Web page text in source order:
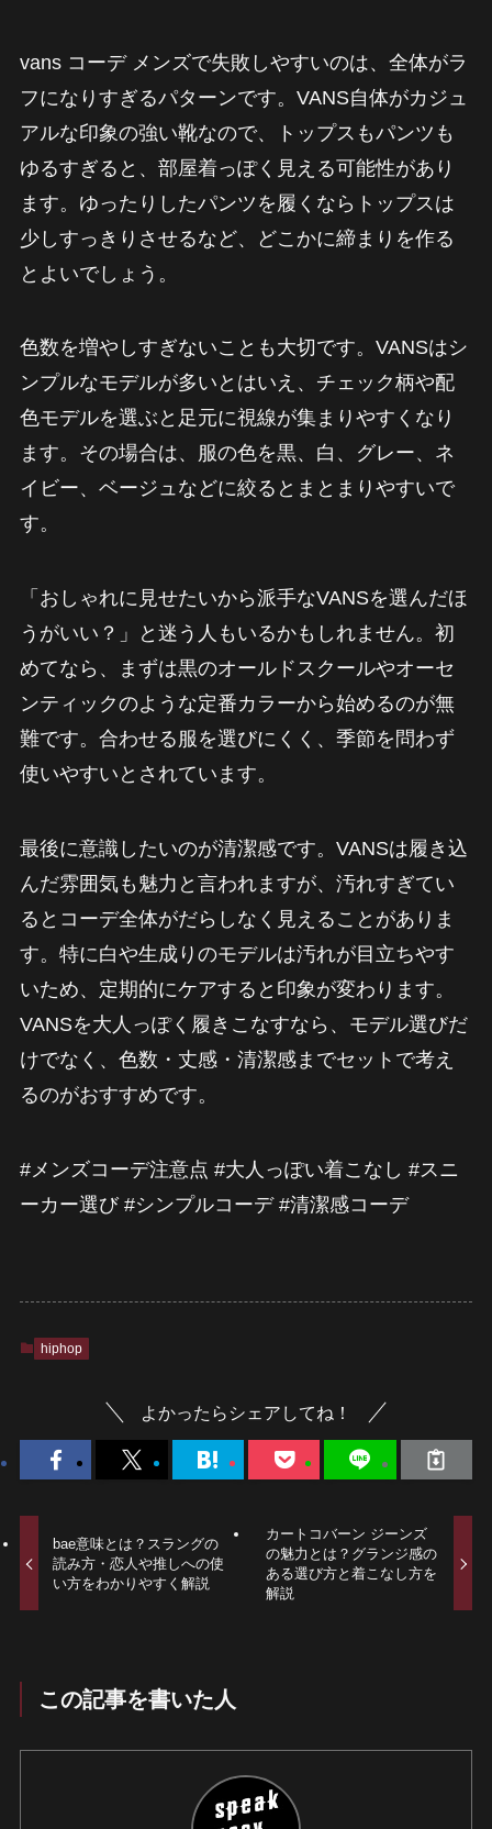
vans コーデ メンズで失敗しやすいのは、全体がラ
フになりすぎるパターンです。VANS自体がカジュ
アルな印象の強い靴なので、トップスもパンツも
ゆるすぎると、部屋着っぽく見える可能性があり
ます。ゆったりしたパンツを履くならトップスは
少しすっきりさせるなど、どこかに締まりを作る
とよいでしょう。
色数を増やしすぎないことも大切です。VANSはシ
ンプルなモデルが多いとはいえ、チェック柄や配
色モデルを選ぶと足元に視線が集まりやすくなり
ます。その場合は、服の色を黒、白、グレー、ネ
イビー、ベージュなどに絞るとまとまりやすいで
す。
「おしゃれに見せたいから派手なVANSを選んだほ
うがいい？」と迷う人もいるかもしれません。初
めてなら、まずは黒のオールドスクールやオーセ
ンティックのような定番カラーから始めるのが無
難です。合わせる服を選びにくく、季節を問わず
使いやすいとされています。
最後に意識したいのが清潔感です。VANSは履き込
んだ雰囲気も魅力と言われますが、汚れすぎてい
るとコーデ全体がだらしなく見えることがありま
す。特に白や生成りのモデルは汚れが目立ちやす
いため、定期的にケアすると印象が変わります。
VANSを大人っぽく履きこなすなら、モデル選びだ
けでなく、色数・丈感・清潔感までセットで考え
るのがおすすめです。
#メンズコーデ注意点 #大人っぽい着こなし #スニ
ーカー選び #シンプルコーデ #清潔感コーデ
hiphop
よかったらシェアしてね！
bae意味とは？スラングの
読み方・恋人や推しへの使
い方をわかりやすく解説
カートコバーン ジーンズ
の魅力とは？グランジ感の
ある選び方と着こなし方を
解説
この記事を書いた人